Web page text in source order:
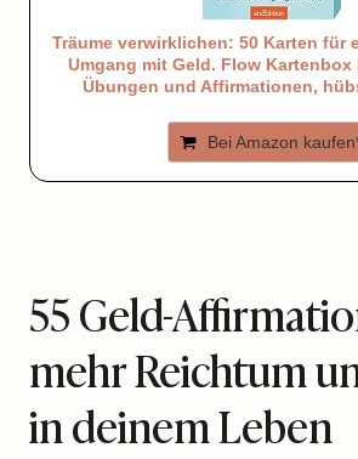
Träume verwirklichen: 50 Karten für
Umgang mit Geld. Flow
Übungen und Affirmationen,
Bei Amazon
55 Geld-
mehr Reichtum
in deinem Leben